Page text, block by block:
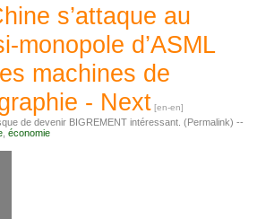
s’attaque au
monopole d’ASML
machines de
- Next
de devenir BIGREMENT intéressant. (Permalink) --
économie